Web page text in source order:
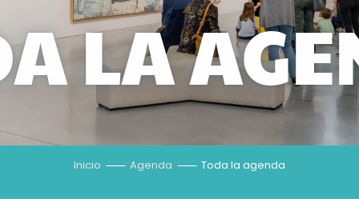
LA
Inicio Agenda Toda la agenda